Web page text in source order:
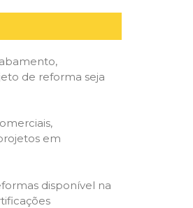
de reforma seja
em
disponível na